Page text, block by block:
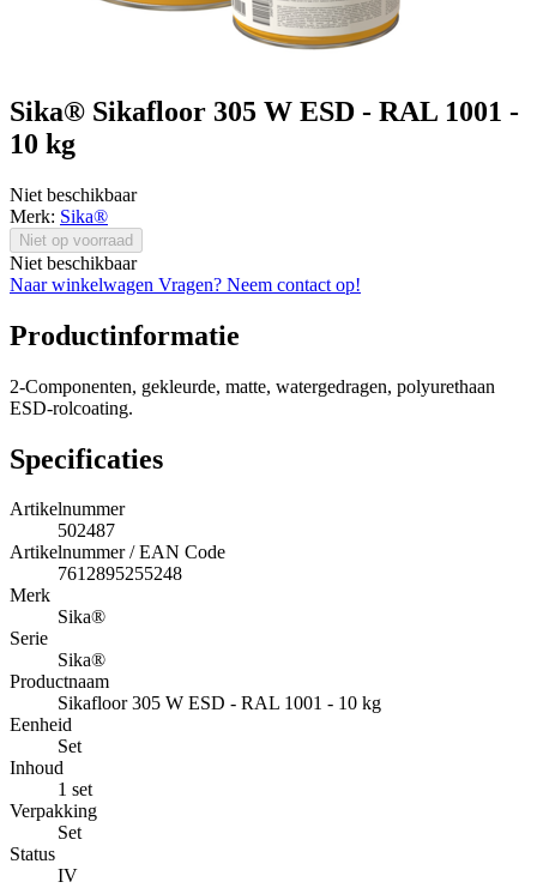
Sika® Sikafloor 305 W ESD - RAL 1001 -
10 kg
Niet beschikbaar
Merk: Sika®
Niet op voorraad
Niet beschikbaar
Naar winkelwagen Vragen? Neem contact op!
Productinformatie
2-Componenten, gekleurde, matte, watergedragen, polyurethaan
ESD-rolcoating.
Specificaties
Artikelnummer
502487
Artikelnummer / EAN Code
7612895255248
Merk
Sika®
Serie
Sika®
Productnaam
Sikafloor 305 W ESD - RAL 1001 - 10 kg
Eenheid
Set
Inhoud
1 set
Verpakking
Set
Status
IV